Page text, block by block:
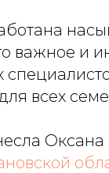
важное и
всех